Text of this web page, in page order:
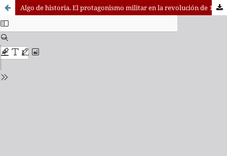
Algo de historia. El protagonismo militar en la revolución de 1868